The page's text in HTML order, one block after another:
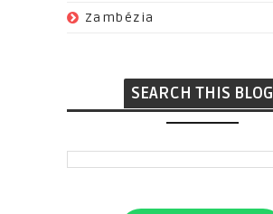
Zambézia
SEARCH THIS BLOG